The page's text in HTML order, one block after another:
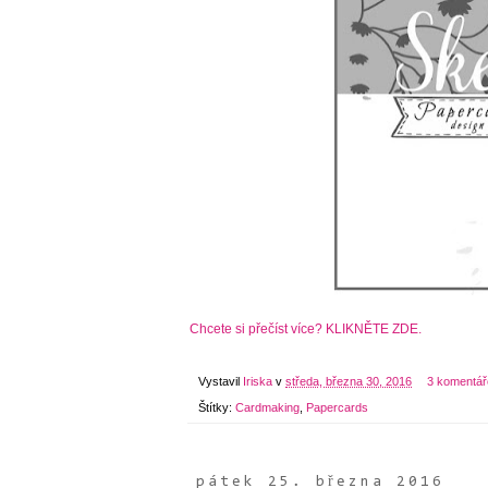
Chcete si přečíst více? KLIKNĚTE ZDE.
Vystavil Iriska v středa, března 30, 2016 3
Štítky: Cardmaking Papercards
pátek 25. března 2016